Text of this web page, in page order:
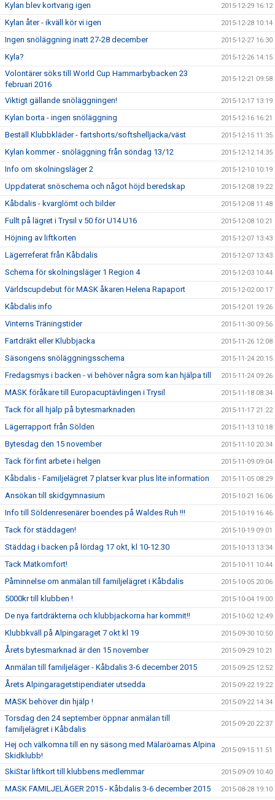
Kylan blev kortvarig igen 2015-12-29 16:12
Kylan åter - ikväll kör vi igen 2015-12-28 10:14
Ingen snöläggning inatt 27-28 december 2015-12-27 16:30
Kyla? 2015-12-26 14:15
Volontärer söks till World Cup Hammarbybacken 23
februari 2016
2015-12-21 09:58
Viktigt gällande snöläggningen! 2015-12-17 13:19
Kylan borta - ingen snöläggning 2015-12-16 16:21
Beställ Klubbkläder - fartshorts/softshelljacka/väst 2015-12-15 11:35
Kylan kommer - snöläggning från söndag 13/12 2015-12-12 14:35
Info om skolningsläger 2 2015-12-10 10:19
Uppdaterat snöschema och något höjd beredskap 2015-12-08 19:22
Kåbdalis - kvarglömt och bilder 2015-12-08 11:48
Fullt på lägret i Trysil v 50 för U14 U16 2015-12-08 10:21
Höjning av liftkorten 2015-12-07 13:43
Lägerreferat från Kåbdalis 2015-12-07 13:43
Schema för skolningsläger 1 Region 4 2015-12-03 10:44
Världscupdebut för MASK åkaren Helena Rapaport 2015-12-02 00:17
Kåbdalis info 2015-12-01 19:26
Vinterns Träningstider 2015-11-30 09:56
Fartdräkt eller Klubbjacka 2015-11-26 12:08
Säsongens snöläggningsschema 2015-11-24 20:15
Fredagsmys i backen - vi behöver några som kan hjälpa till 2015-11-24 09:26
MASK föråkare till Europacuptävlingen i Trysil 2015-11-18 08:34
Tack för all hjälp på bytesmarknaden 2015-11-17 21:22
Lägerrapport från Sölden 2015-11-13 10:18
Bytesdag den 15 november 2015-11-10 20:34
Tack för fint arbete i helgen 2015-11-09 09:04
Kåbdalis - Familjelägret 7 platser kvar plus lite information 2015-11-05 08:29
Ansökan till skidgymnasium 2015-10-21 16:06
Info till Söldenresenärer boendes på Waldes Ruh !!! 2015-10-19 16:46
Tack för städdagen! 2015-10-19 09:01
Städdag i backen på lördag 17 okt, kl 10-12.30 2015-10-13 13:34
Tack Matkomfort! 2015-10-11 10:44
Påminnelse om anmälan till familjelägret i Kåbdalis 2015-10-05 20:06
5000kr till klubben ! 2015-10-04 19:00
De nya fartdräkterna och klubbjackorna har kommit!! 2015-10-02 12:49
Klubbkväll på Alpingaraget 7 okt kl 19 2015-09-30 10:50
Årets bytesmarknad är den 15 november 2015-09-29 10:21
Anmälan till familjeläger - Kåbdalis 3-6 december 2015 2015-09-25 12:52
Årets Alpingaragetstipendiater utsedda 2015-09-22 19:22
MASK behöver din hjälp ! 2015-09-22 14:34
Torsdag den 24 september öppnar anmälan till
familjelägret i Kåbdalis
2015-09-20 22:37
Hej och välkomna till en ny säsong med Mälaröarnas Alpina
Skidklubb!
2015-09-15 11:51
SkiStar liftkort till klubbens medlemmar 2015-09-09 10:40
MASK FAMILJELÄGER 2015 - Kåbdalis 3-6 december 2015 2015-08-28 19:10